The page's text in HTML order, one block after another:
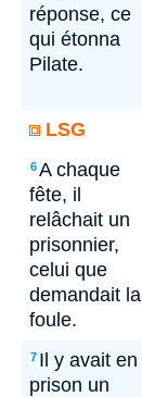
réponse, ce
qui étonna
Pilate.
LSG
6A chaque
fête, il
relâchait un
prisonnier,
celui que
demandait la
foule.
7 Il y avait en
prison un